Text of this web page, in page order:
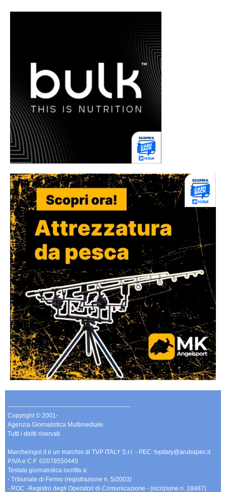
-------------------------------------------------------------
Copyright © 2001-
Agenzia Giornalistica Multimediale.
Tutti i diritti riservati.
Marcheingol.it è un marchio di TVP ITALY S.r.l. - PEC: tvpitaly@arubapec.it
P.IVA e C.F. 02078550445
Testata giornalistica iscritta a:
- Tribunale di Fermo (registrazione n. 5/2003)
- ROC -Registro degli Operatori di Comunicazione - (iscrizione n. 18487)